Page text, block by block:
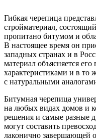
Гибкая черепица
стройматериал,
пропитано битумом и
В настоящее время он
западных странах и в
материал объясняется
характеристиками и в то
с натуральными
Битумная черепица
на любых видах домов и
решения и самые разные
могут составить
лаконично завершающей